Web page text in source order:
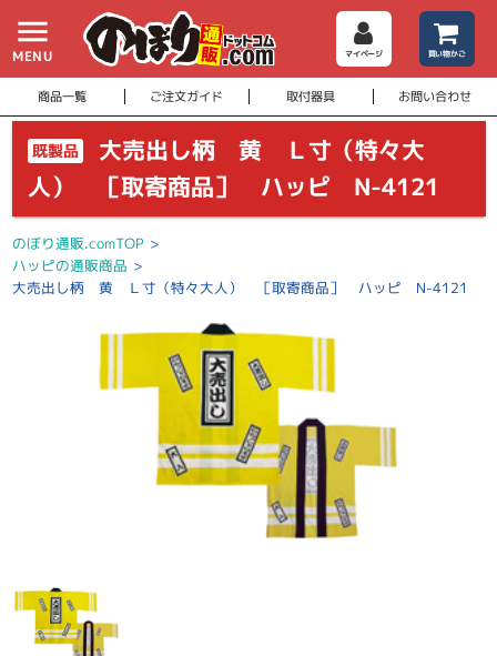
menu
MENU マイページ 買い物かご
商品一覧 ご注文ガイド 取付器具 お問い合わせ
既製品
大売出し柄 黄 Ｌ寸（特々大
人） ［取寄商品］ ハッピ N-4121
のぼり通販.comTOP >
ハッピの通販商品 >
大売出し柄 黄 Ｌ寸（特々大人） ［取寄商品］ ハッピ N-4121